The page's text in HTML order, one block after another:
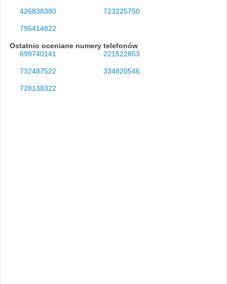
426838380 723225750
795414822
Ostatnio oceniane numery telefonów
699740141
221522853
732487522 334820546
728138322